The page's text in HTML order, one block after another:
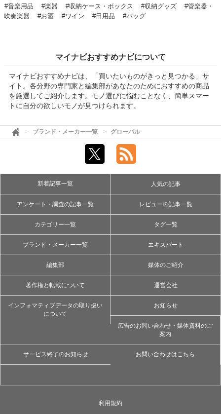
#音楽用品 #楽器 #収納ケース・ボックス #収納グッズ
#管楽器・
吹奏楽器
#お酒 #ワイン #日用品 #バッグ
マイナビおすすめナビについて
マイナビおすすめナビは、「買いたいものがきっと見つかる」サ
イト。各分野の専門家と編集部があなたのためにおすすめの商品
を厳選してご紹介します。モノ選びに悩むことなく、簡単スマー
トに自分の欲しいモノが見つけられます。
ブランド・メーカー一覧 グローバル
新着記事一覧 人気の記事
アンケート・調査の記事一覧 レビューの記事一覧
カテゴリー一覧 タグ一覧
ブランド・メーカー一覧 エキスパート
編集部 媒体のご紹介
著作権と転載について 運営会社
インフォマティブデータの取り扱い
について
お知らせ
広告のお問い合わせ・媒体資料のご
案内
サービス終了のお知らせ お問い合わせはこちら
利用規約